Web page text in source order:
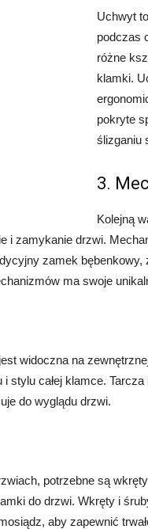
Uchwyt
podczas
różne
klamki.
pokryte
ślizganiu
3.
Kolejną
i zamykanie drzwi.
zamek
ma swoje
widoczna na
stylu całej klamce.
do wyglądu drzwi.
potrzebne są
do drzwi. Wkręty i
aby zapewnić